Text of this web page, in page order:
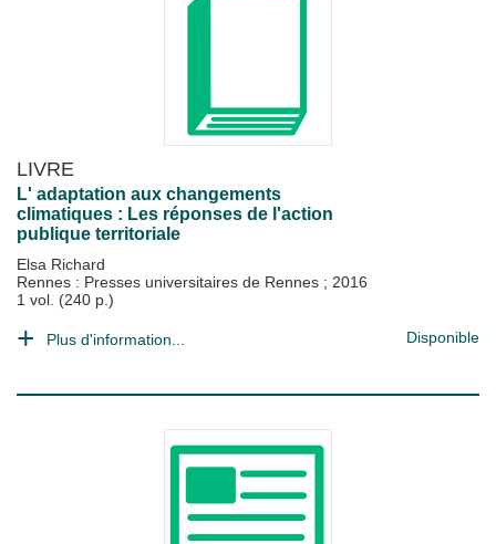
LIVRE
L' adaptation aux changements
climatiques : Les réponses de l'action
publique territoriale
Elsa Richard
Rennes : Presses universitaires de Rennes ; 2016
1 vol. (240 p.)
Plus d'information... Disponible